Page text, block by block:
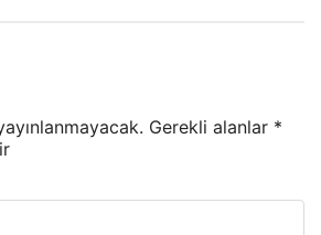
Gerekli alanlar *